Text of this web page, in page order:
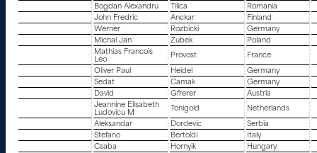
Bogdan Alexandru
Tilica
Romania
John Fredric
Anckar
Finland
Werner
Rozbicki
Germany
Michal Jan
Zubek
Poland
Mathias Francois
Leo
Provost
France
Oliver Paul
Heidel
Germany
Sedat
Camak
Germany
David
Gfrerer
Austria
Jeannine Elisabeth
Ludovicu M
Tonigold
Netherlands
Aleksandar
Dordevic
Serbia
Stefano
Bertoldi
Italy
Csaba
Hornyik
Hungary